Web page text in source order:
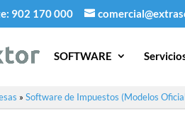
902 170 000
SOFTWARE
» Software de Impuestos (Modelos